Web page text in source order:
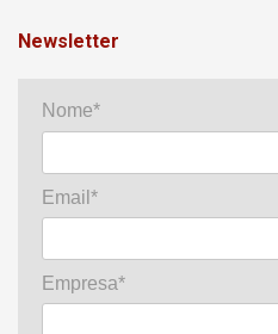
Newsletter
Nome*
Email*
Empresa*